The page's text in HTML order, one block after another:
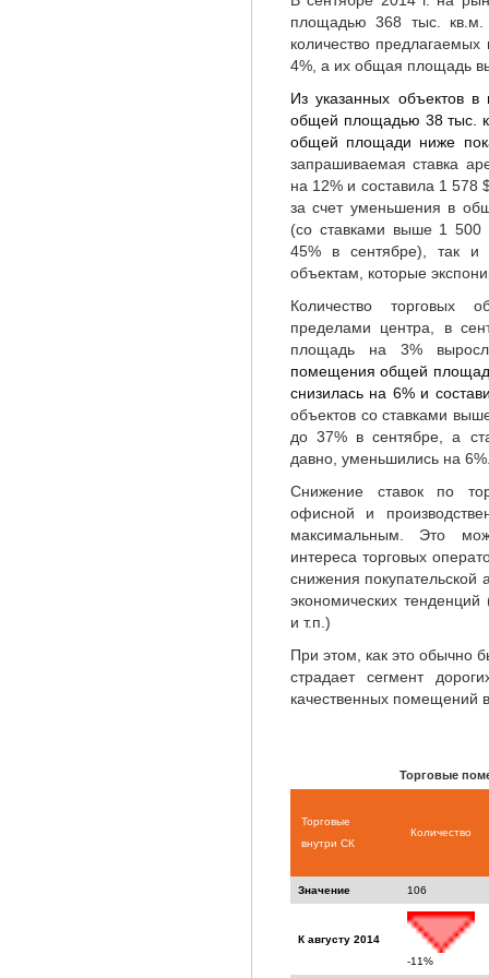
площадью 368 тыс.
количество
4%, а их общая площадь
Из указанных объектов
общей площадью 38 тыс.
общей площади ниже
запрашиваемая ставка
на 12% и составила 1 578
за счет уменьшения в
(со ставками выше 1 500
45% в сентябре), так
объектам, которые
Количество торговых
пределами центра, в
площадь на 3%
помещения общей
снизилась на 6% и
объектов со ставками
до 37% в сентябре, а
давно, уменьшились на
Снижение ставок по
офисной и
максимальным. Это
интереса торговых
снижения покупательской
экономических
и т.п.)
При этом, как это обычно
страдает сегмент
качественных помещений
Торговые
Торговые
внутри СК
Количество
Значение 106
К августу 2014
-11%